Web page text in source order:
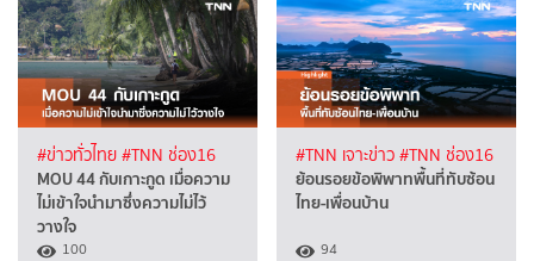
#ข่าวทั่วไทย#TNN ช่อง16
MOU 44 กับเกาะกูด เมื่อความ
ไม่เข้าใจนำมาซึ่งความไม่ไว้
วางใจ
100
#TNN เจาะข่าว#TNN ช่อง16
ย้อนรอยข้อพิพาทพื้นที่ทับซ้อน
ไทย-เพื่อนบ้าน
94